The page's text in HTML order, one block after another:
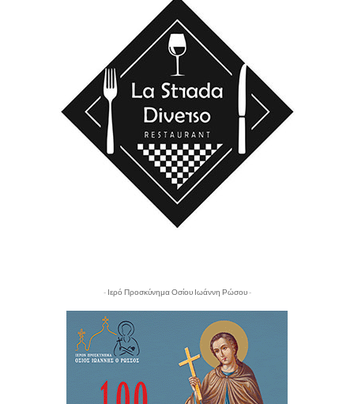
- Ιερό Προσκύνημα Οσίου Ιωάννη Ρώσου -